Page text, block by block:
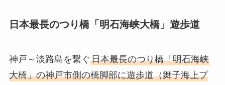
日本最長のつり橋「明石海峡大橋」遊歩道
神戸～淡路島を繋ぐ日本最長のつり橋「明石海峡
大橋」の神戸市側の橋脚部に遊歩道（舞子海上プ